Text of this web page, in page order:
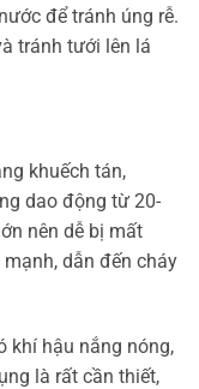
để tránh úng rễ.
tránh tưới lên lá
khuếch tán,
dao động từ 20-
nên dễ bị mất
dẫn đến cháy
khí hậu nắng nóng,
là rất cần thiết,